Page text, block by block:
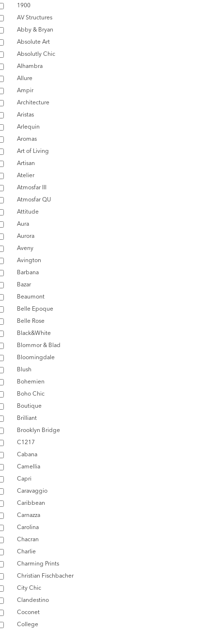
1900
AV Structures
Abby & Bryan
Absolute Art
Absolutly Chic
Alhambra
Allure
Ampir
Architecture
Aristas
Arlequin
Aromas
Art of Living
Artisan
Atelier
Atmosfar III
Atmosfar QU
Attitude
Aura
Aurora
Aveny
Avington
Barbana
Bazar
Beaumont
Belle Epoque
Belle Rose
Black&White
Blommor & Blad
Bloomingdale
Blush
Bohemien
Boho Chic
Boutique
Brilliant
Brooklyn Bridge
C1217
Cabana
Camellia
Capri
Caravaggio
Caribbean
Carnazza
Carolina
Chacran
Charlie
Charming Prints
Christian Fischbacher
City Chic
Clandestino
Coconet
College